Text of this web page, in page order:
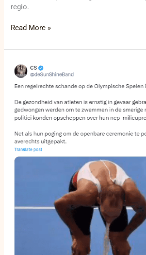
regio.
Read More »
Triatleten
geveld
door
niet
door
Seine-
water